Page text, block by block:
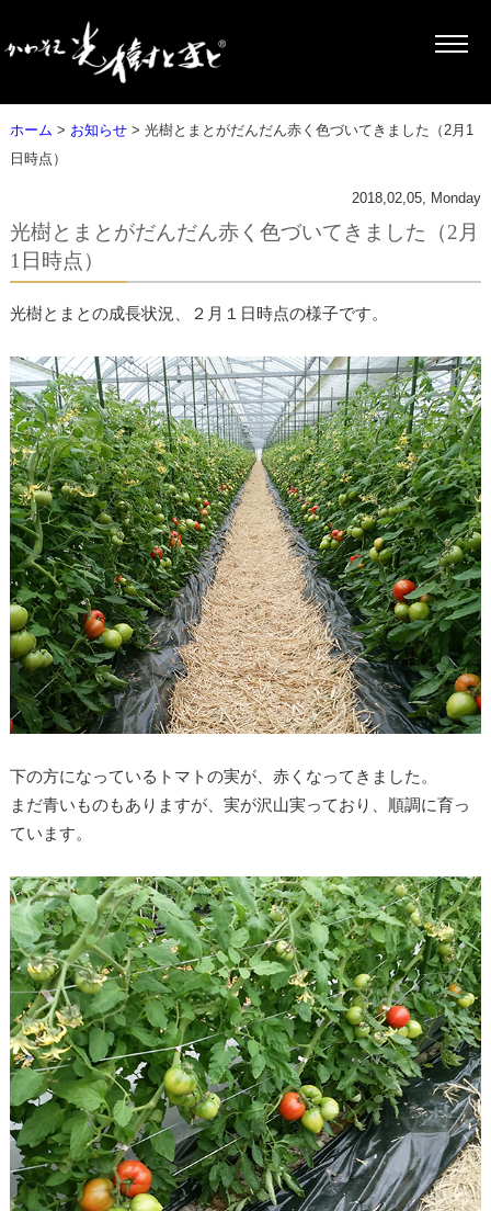
ホーム > お知らせ> 光樹とまとがだんだん赤く色づいてきました（2月1
日時点）
2018,02,05, Monday
光樹とまとがだんだん赤く色づいてきました（2月
1日時点）
光樹とまとの成長状況、２月１日時点の様子です。
下の方になっているトマトの実が、赤くなってきました。
まだ青いものもありますが、実が沢山実っており、順調に育っ
ています。